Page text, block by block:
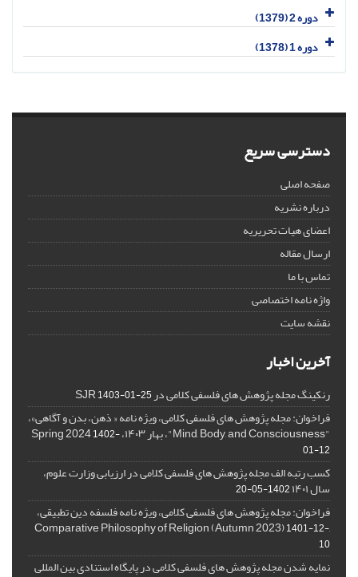
دوره 2 (1379)
دوره 1 (1378)
دسترسی سریع
صفحه اصلی
درباره نشریه
اعضای هیات تحریریه
ارسال مقاله
تماس با ما
واژه نامه اختصاصی
نقشه سایت
آخرین اخبار
رنکینگ مجله پژوهش های فلسفی کلامی در SJR1403-01-25
فراخوان: مجله پژوهش های فلسفی کلامی، ویژه نامه « ذهن، بدن و آگاهی»،
"Mind, Body, and Consciousness"، بهار ۱۴۰۳، Spring 2024
1402-
01-12
کسب رتبه الف مجله پژوهش های فلسفی کلامی در ارزیابی وزارت علوم،
سال ۱۴۰۱ 1402-05-20
فراخوان: مجله پژوهش های فلسفی کلامی، ویژه نامه فلسفه دین تطبیقی،
,Comparative Philosophy of Religion (Autumn 2023)
1401-12-
10
نمایه شدن مجله پژوهش های فلسفی کلامی در پایگاه استنادی بین المللی